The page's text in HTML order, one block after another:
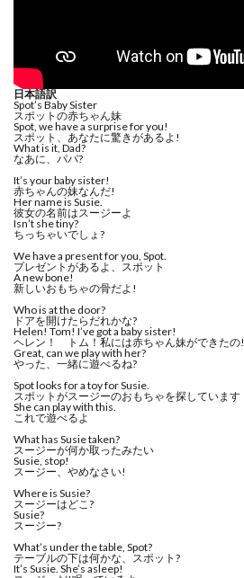
日本語訳
Spot’s Baby Sister
スポットの赤ちゃん妹
Spot, we have a surprise for you!
スポット、あなたに驚きがあるよ!
What is it, Dad?
なあに、パパ?
It’s your baby sister!
赤ちゃんの妹なんだ!
Her name is Susie.
彼女の名前はスージーよ
Isn’t she tiny?
ちっちゃいでしょ?
We have a present for you, Spot.
プレゼントがあるよ、スポット
A new bone!
新しいおもちゃの骨だよ!
Who is at the door?
ドアを開けたらだれかな?
Helen! Tom! I’ve got a baby sister!
ヘレン！ トム！私には赤ちゃん妹ができたの!
Great, can we play with her?
やった、一緒に遊べるね?
Spot looks for a toy for Susie.
スポットがスージーのおもちゃを探しています
She can play with this.
これで遊べるよ
What has Susie taken?
スージーが何か取ったみたい
Susie, stop!
スージー、やめなさい!
Where is Susie?
スージーはどこ?
Susie?
スージー?
What’s under the table, Spot?
テーブルの下は何かな、スポット?
It’s Susie. She’s asleep!